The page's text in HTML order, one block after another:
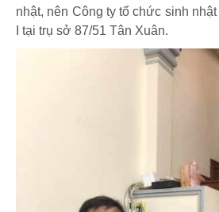
nhật, nên Công ty tổ chức sinh
I tại trụ sở 87/51 Tân Xuân.